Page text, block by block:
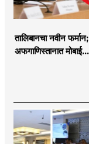
तालिबानचा नवीन फर्मान;
अफगाणिस्तानात मोबाईल